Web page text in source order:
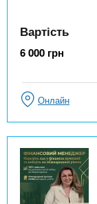
Вартість
6 000 грн
Онлайн